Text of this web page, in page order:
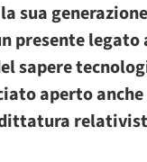
sua
presente
sapere
aperto